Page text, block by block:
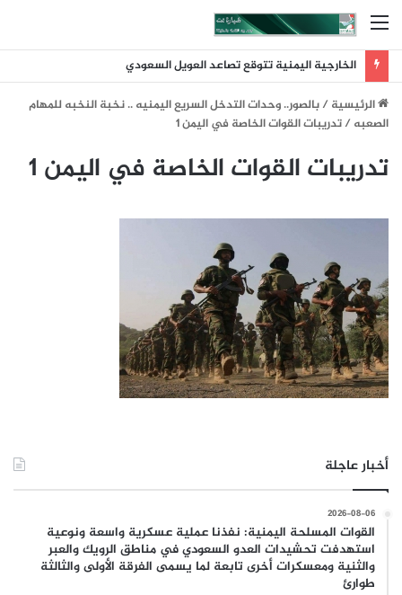
القائمة
الخارجية اليمنية تتوقع تصاعد العويل السعودي
الرئيسية/بالصور.. وحدات التدخل السريع اليمنيه .. نخبة النخبه للمهام
الصعبه/تدريبات القوات الخاصة في اليمن 1
تدريبات القوات الخاصة في اليمن 1
أخبار عاجلة
2026-08-06
القوات المسلحة اليمنية: نفذنا عملية عسكرية واسعة ونوعية
استهدفت تحشيدات العدو السعودي في مناطق الرويك والعبر
والثنية ومعسكرات أخرى تابعة لما يسمى الفرقة الأولى والثالثة
طوارئ